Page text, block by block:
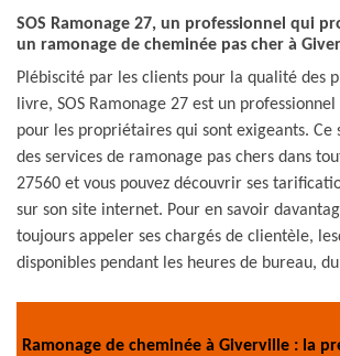
SOS Ramonage 27, un professionnel qui
un ramonage de cheminée pas cher à
Plébiscité par les clients pour la qualité des
livre, SOS Ramonage 27 est un
pour les propriétaires qui sont exigeants. Ce
des services de ramonage pas chers dans
27560 et vous pouvez découvrir ses
sur son site internet. Pour en savoir
toujours appeler ses chargés de clientèle,
disponibles pendant les heures de bureau,
Ramonage de cheminée à Giverville : la